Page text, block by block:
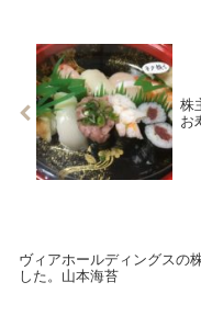
株
お
ヴィアホールディングスの
した。山本海苔